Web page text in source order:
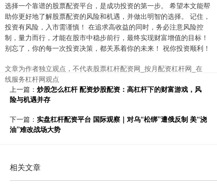
选择一个靠谱的股票配资平台，是成功投资的第一步。 希望本文能帮
助你更好地了解股票配资的风险和机遇，并做出明智的选择。 记住，
投资有风险，入市需谨慎！ 在追求高收益的同时，务必注意风险控
制，量力而行，才能在股市中稳步前行，最终实现财富增值的目标！
别忘了，你的每一次投资决策，都关系着你的未来！ 祝你投资顺利！
文章为作者独立观点，不代表股票杠杆配资网_按月配资杠杆网_在
线服务杠杆网观点
上一篇： 炒股怎么杠杆 配资炒股配资：高杠杆下的财富游戏，风
险与机遇并存
下一篇： 实盘杠杆配资平台 国际观察｜对乌“松绑”遭俄反制 美“浇
油”难改战场大势
相关文章